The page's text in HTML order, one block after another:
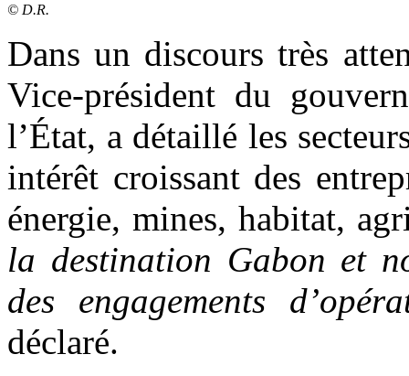
© D.R.
Dans un discours très
Vice-président du
l’État, a détaillé les
intérêt croissant des
énergie, mines, habitat,
la destination Gabon et
des engagements
déclaré.